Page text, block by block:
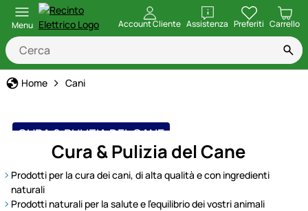
Menu Account Cliente Assistenza
apri Preferiti Carrello
Home Cani
CURA & PULIZIA DEL CANE
Cura & Pulizia del Cane
Prodotti per la cura dei cani, di alta qualità e con ingredienti
naturali
Prodotti naturali per la salute e l'equilibrio dei vostri animali